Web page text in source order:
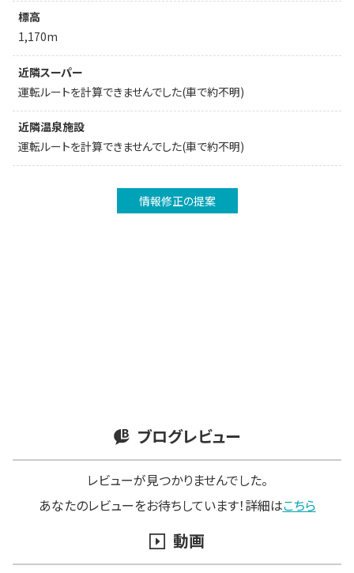
標高
1,170m
近隣スーパー
運転ルートを計算できませんでした(車で約不明)
近隣温泉施設
運転ルートを計算できませんでした(車で約不明)
情報修正の提案
ブログレビュー
レビューが見つかりませんでした。
あなたのレビューをお待ちしています！詳細はこちら
動画